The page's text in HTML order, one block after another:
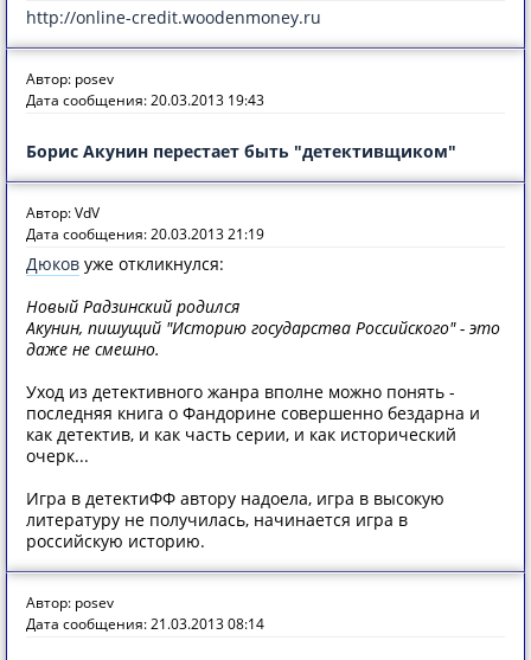
http://online-credit.woodenmoney.ru
Автор: posev
Дата сообщения: 20.03.2013 19:43
Борис Акунин перестает быть "детективщиком"
Автор: VdV
Дата сообщения: 20.03.2013 21:19
Дюков уже откликнулся:
Новый Радзинский родился
Акунин, пишущий "Историю государства Российского" - это
даже не смешно.
Уход из детективного жанра вполне можно понять -
последняя книга о Фандорине совершенно бездарна и
как детектив, и как часть серии, и как исторический
очерк...
Игра в детектиФФ автору надоела, игра в высокую
литературу не получилась, начинается игра в
российскую историю.
Автор: posev
Дата сообщения: 21.03.2013 08:14